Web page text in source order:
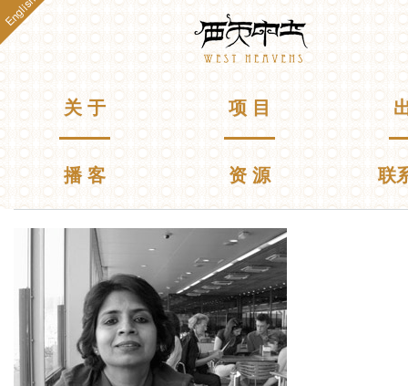
跳
转
到
主
要
内
容
Westheavens
English
主菜单 关 于 项 目
播 客 资 源 联